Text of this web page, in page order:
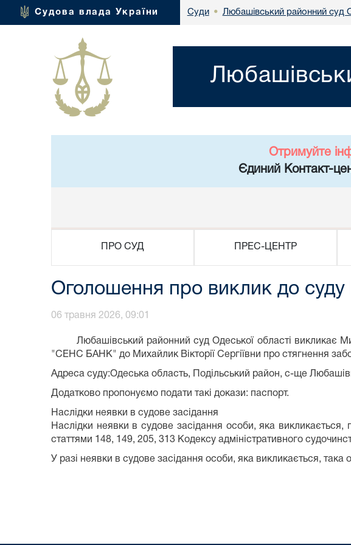
Судова влада України Суди • Любашівський районний суд
Отримуйте
Єдиний Контакт-
ПРО СУД ПРЕС-ЦЕНТР
Оголошення про виклик до суду
06 травня 2026, 09:01
Любашівський районний суд Одеської області викликає
"СЕНС БАНК" до Михайлик Вікторії Сергіївни про стягнення
Адреса суду:Одеська область, Подільський район, с-ще
Додатково пропонуємо подати такі докази: паспорт.
Наслідки неявки в судове засідання
Наслідки неявки в судове засідання особи, яка
статтями 148, 149, 205, 313 Кодексу адміністративного
У разі неявки в судове засідання особи, яка викликається,